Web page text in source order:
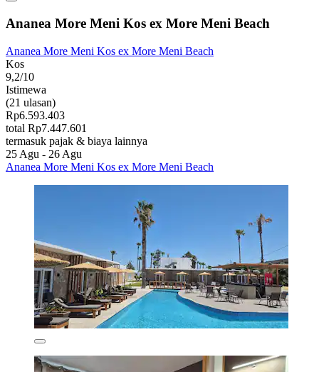
Ananea More Meni Kos ex More Meni Beach
Ananea More Meni Kos ex More Meni Beach
Kos
9,2/10
Istimewa
(21 ulasan)
Rp6.593.403
total Rp7.447.601
termasuk pajak & biaya lainnya
25 Agu - 26 Agu
Ananea More Meni Kos ex More Meni Beach